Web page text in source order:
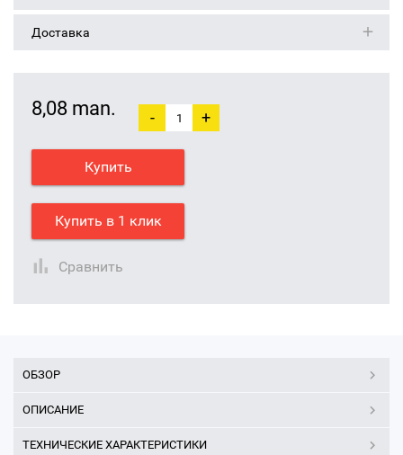
Доставка
8,08 man. - +
Купить
Купить в 1 клик
Сравнить
ОБЗОР
ОПИСАНИЕ
ТЕХНИЧЕСКИЕ ХАРАКТЕРИСТИКИ